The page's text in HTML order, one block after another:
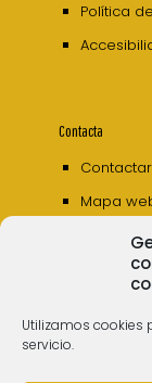
Utilizamos cookies
servicio.
Política de
Contacta
Contactar
Mapa